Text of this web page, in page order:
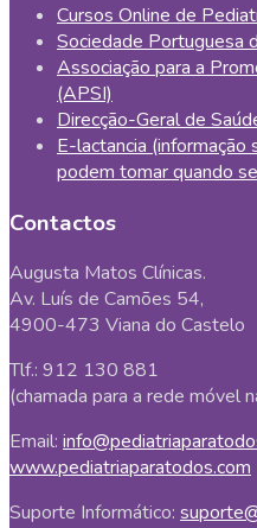
Cursos Online de
Sociedade Portuguesa
Associação para a
(APSI)
Direcção-Geral de
E-lactancia
podem tomar quando
Contactos
Augusta Matos Clínicas.
Av. Luís de Camões 54,
4900-473 Viana do Castelo
Tlf.: 912 130 881
(chamada para a rede móvel
Email:
www.pediatriaparatodos.com
Suporte Informático: